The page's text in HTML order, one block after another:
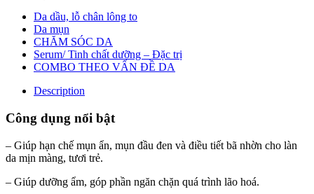
Da dầu, lỗ chân lông to
Da mụn
CHĂM SÓC DA
Serum/ Tinh chất dưỡng – Đặc trị
COMBO THEO VẤN ĐỀ DA
Description
Công dụng nổi bật
– Giúp hạn chế mụn ẩn, mụn đầu đen và điều tiết bã nhờn cho làn
da mịn màng, tươi trẻ.
– Giúp dưỡng ẩm, góp phần ngăn chặn quá trình lão hoá.